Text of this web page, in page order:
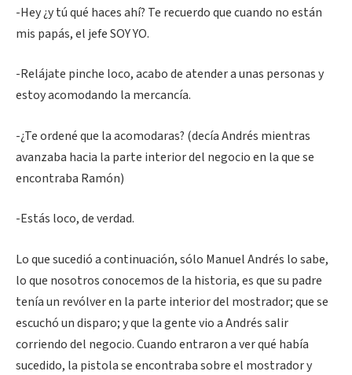
-Hey ¿y tú qué haces ahí? Te recuerdo que cuando no están
mis papás, el jefe SOY YO.
-Relájate pinche loco, acabo de atender a unas personas y
estoy acomodando la mercancía.
-¿Te ordené que la acomodaras? (decía Andrés mientras
avanzaba hacia la parte interior del negocio en la que se
encontraba Ramón)
-Estás loco, de verdad.
Lo que sucedió a continuación, sólo Manuel Andrés lo sabe,
lo que nosotros conocemos de la historia, es que su padre
tenía un revólver en la parte interior del mostrador; que se
escuchó un disparo; y que la gente vio a Andrés salir
corriendo del negocio. Cuando entraron a ver qué había
sucedido, la pistola se encontraba sobre el mostrador y